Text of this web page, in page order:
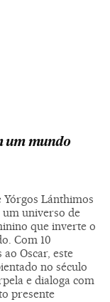
um mundo
Yórgos Lánthimos
um universo de
que inverte o
Com 10
ao Oscar, este
no século
e dialoga com
presente